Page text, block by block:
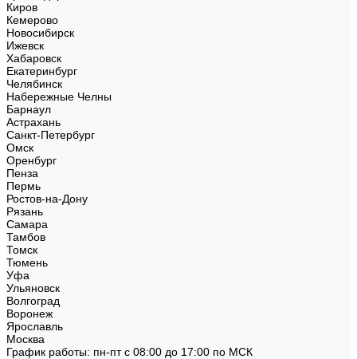
Киров
Кемерово
Новосибирск
Ижевск
Хабаровск
Екатеринбург
Челябинск
Набережные Челны
Барнаул
Астрахань
Санкт-Петербург
Омск
Оренбург
Пенза
Пермь
Ростов-на-Дону
Рязань
Самара
Тамбов
Томск
Тюмень
Уфа
Ульяновск
Волгоград
Воронеж
Ярославль
Москва
График работы: пн-пт с 08:00 до 17:00 по МСК